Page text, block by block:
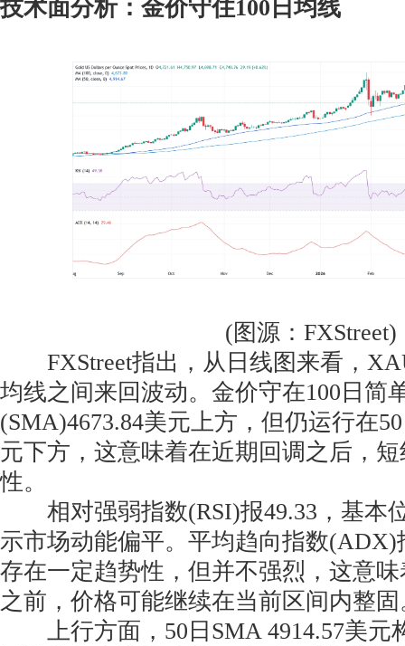
技术面分析：金价守住100日均线
(图源：FXStreet)
FXStreet指出，从日线图来看，
均线之间来回波动。金价守在100日简
(SMA)4673.84美元上方，但仍运行在
元下方，这意味着在近期回调之后，
性。
相对强弱指数(RSI)报49.33，基本
示市场动能偏平。平均趋向指数(ADX)
存在一定趋势性，但并不强烈，这意
之前，价格可能继续在当前区间内整固
上行方面，50日SMA 4914.57美元